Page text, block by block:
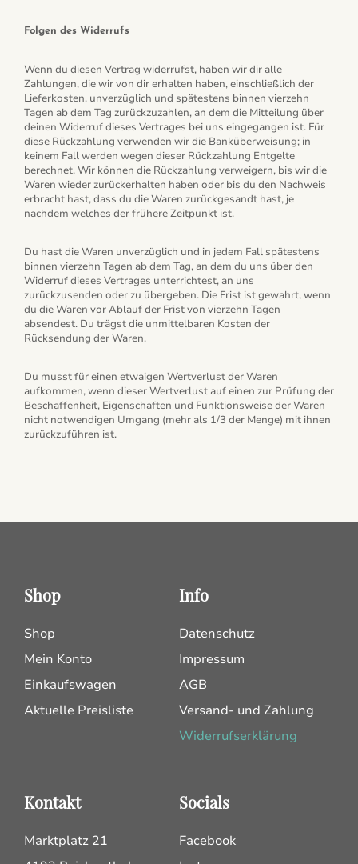
Folgen des Widerrufs
Wenn du diesen Vertrag widerrufst, haben wir dir alle
Zahlungen, die wir von dir erhalten haben, einschließlich der
Lieferkosten, unverzüglich und spätestens binnen vierzehn
Tagen ab dem Tag zurückzuzahlen, an dem die Mitteilung über
deinen Widerruf dieses Vertrages bei uns eingegangen ist. Für
diese Rückzahlung verwenden wir die Banküberweisung; in
keinem Fall werden wegen dieser Rückzahlung Entgelte
berechnet. Wir können die Rückzahlung verweigern, bis wir die
Waren wieder zurückerhalten haben oder bis du den Nachweis
erbracht hast, dass du die Waren zurückgesandt hast, je
nachdem welches der frühere Zeitpunkt ist.
Du hast die Waren unverzüglich und in jedem Fall spätestens
binnen vierzehn Tagen ab dem Tag, an dem du uns über den
Widerruf dieses Vertrages unterrichtest, an uns
zurückzusenden oder zu übergeben. Die Frist ist gewahrt, wenn
du die Waren vor Ablauf der Frist von vierzehn Tagen
absendest. Du trägst die unmittelbaren Kosten der
Rücksendung der Waren.
Du musst für einen etwaigen Wertverlust der Waren
aufkommen, wenn dieser Wertverlust auf einen zur Prüfung der
Beschaffenheit, Eigenschaften und Funktionsweise der Waren
nicht notwendigen Umgang (mehr als 1/3 der Menge) mit ihnen
zurückzuführen ist.
Shop
Shop
Mein Konto
Einkaufswagen
Aktuelle Preisliste
Info
Datenschutz
Impressum
AGB
Versand- und Zahlung
Widerrufserklärung
Kontakt
Marktplatz 21
Socials
Facebook